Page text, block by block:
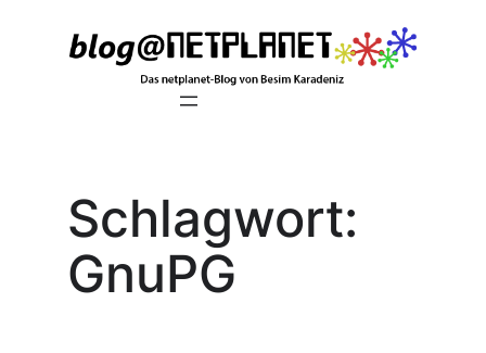
Schlagwort:
GnuPG